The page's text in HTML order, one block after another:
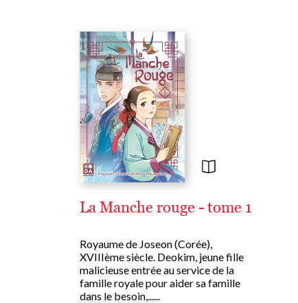
La Manche rouge - tome 1
Royaume de Joseon (Corée),
XVIIIème siècle. Deokim, jeune fille
malicieuse entrée au service de la
famille royale pour aider sa famille
dans le besoin,......